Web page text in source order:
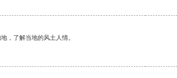
，了解当地的风土人情。